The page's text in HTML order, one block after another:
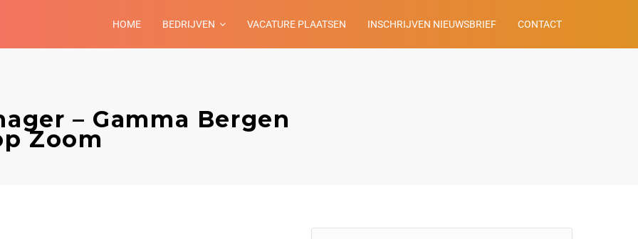
HOME BEDRIJVEN VACATURE PLAATSEN INSCHRIJVEN NIEUWSBRIEF CONTACT
– Gamma Bergen
Zoom